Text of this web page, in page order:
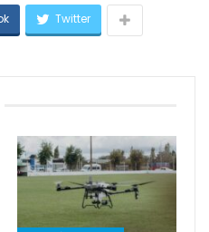
Twitter